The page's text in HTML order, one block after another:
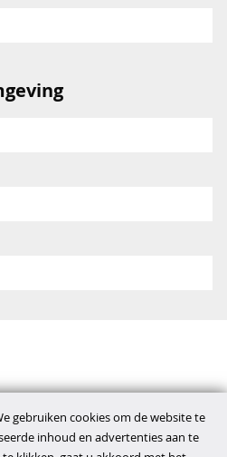
gebruiken cookies om de website te
inhoud en advertenties aan te